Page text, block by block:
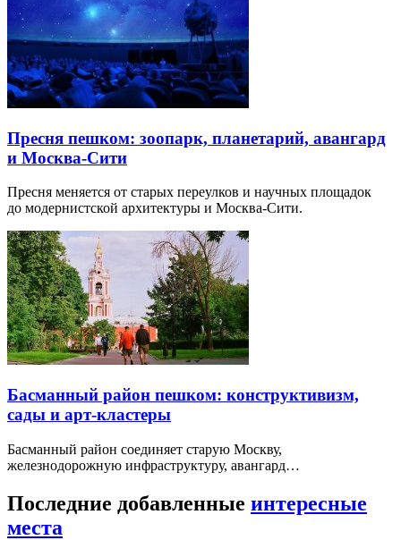
Пресня пешком: зоопарк, планетарий, авангард
и Москва-Сити
Пресня меняется от старых переулков и научных площадок
до модернистской архитектуры и Москва-Сити.
Басманный район пешком: конструктивизм,
сады и арт-кластеры
Басманный район соединяет старую Москву,
железнодорожную инфраструктуру, авангард…
Последние добавленные интересные
места